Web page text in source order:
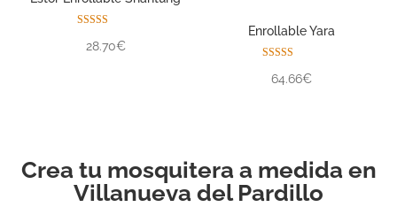
5.00
de 5
28.70€
Enrollable Yara
5.00
de 5
64.66€
Crea tu mosquitera a medida en
Villanueva del Pardillo